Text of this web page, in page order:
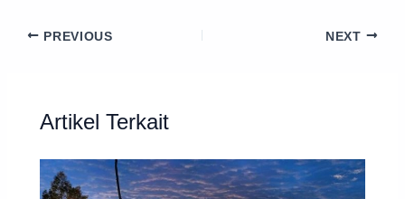
PREVIOUS NEXT
Artikel Terkait